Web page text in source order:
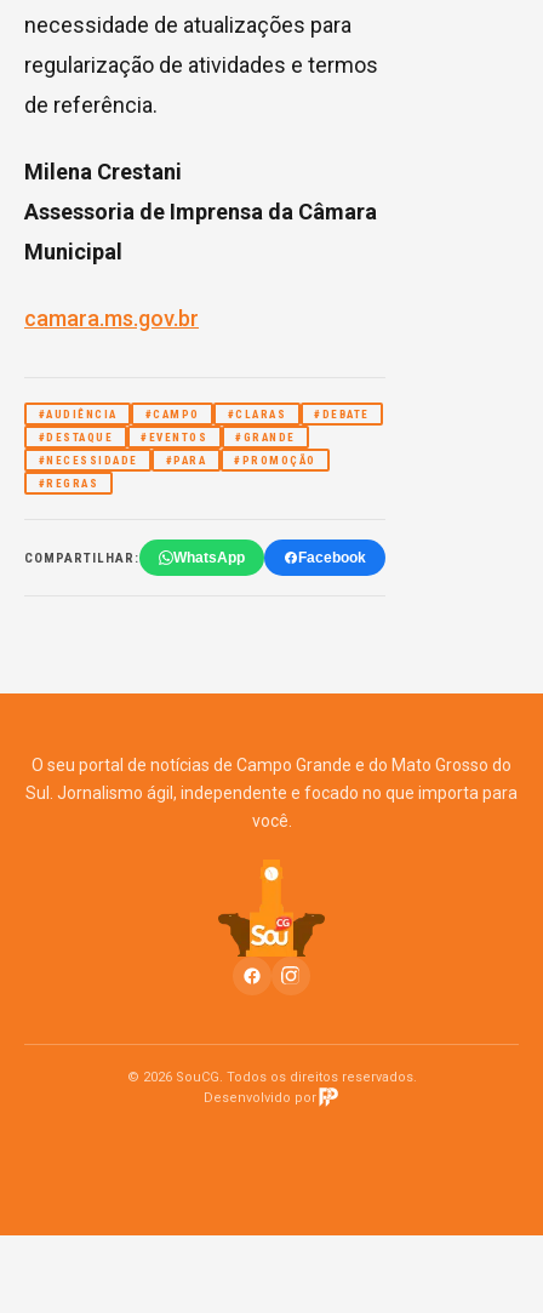
necessidade de atualizações para
regularização de atividades e termos
de referência.
Milena Crestani
Assessoria de Imprensa da Câmara
Municipal
camara.ms.gov.br
#AUDIÊNCIA #CAMPO #CLARAS
#DEBATE
#DESTAQUE
#EVENTOS
#GRANDE
#NECESSIDADE
#PARA
#PROMOÇÃO
#REGRAS
COMPARTILHAR: WhatsApp Facebook
O seu portal de notícias de Campo Grande e do Mato Grosso do
Sul. Jornalismo ágil, independente e focado no que importa para
você.
© 2026 SouCG. Todos os direitos reservados.
Desenvolvido por